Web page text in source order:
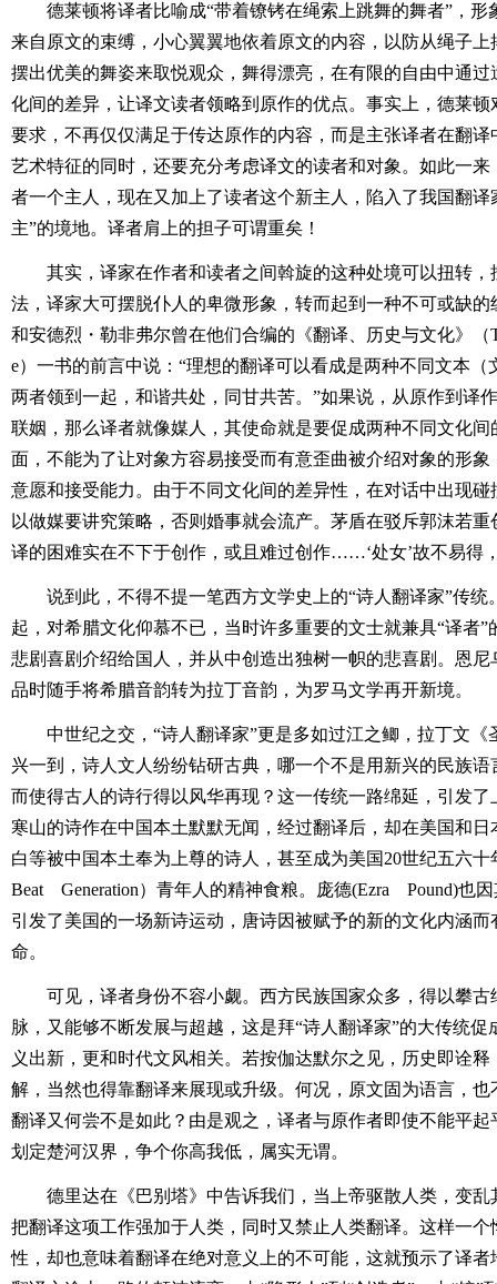
德莱顿将译者比喻成“带着镣铐在绳索上跳舞的舞者”，
来自原文的束缚，小心翼翼地依着原文的内容，以防从绳子
摆出优美的舞姿来取悦观众，舞得漂亮，在有限的自由中通
化间的差异，让译文读者领略到原作的优点。事实上，德莱顿
要求，不再仅仅满足于传达原作的内容，而是主张译者在翻
艺术特征的同时，还要充分考虑译文的读者和对象。如此一
者一个主人，现在又加上了读者这个新主人，陷入了我国翻译
主”的境地。译者肩上的担子可谓重矣！
其实，译家在作者和读者之间斡旋的这种处境可以扭转
法，译家大可摆脱仆人的卑微形象，转而起到一种不可或缺
和安德烈・勒非弗尔曾在他们合编的《翻译、历史与文化》（
e）一书的前言中说：“理想的翻译可以看成是两种不同文本
两者领到一起，和谐共处，同甘共苦。”如果说，从原作到译
联姻，那么译者就像媒人，其使命就是要促成两种不同文化
面，不能为了让对象方容易接受而有意歪曲被介绍对象的形
意愿和接受能力。由于不同文化间的差异性，在对话中出现
以做媒要讲究策略，否则婚事就会流产。茅盾在驳斥郭沫若
译的困难实在不下于创作，或且难过创作……‘处女’故不易得
说到此，不得不提一笔西方文学史上的“诗人翻译家”传统
起，对希腊文化仰慕不已，当时许多重要的文士就兼具“译者
悲剧喜剧介绍给国人，并从中创造出独树一帜的悲喜剧。恩
品时随手将希腊音韵转为拉丁音韵，为罗马文学再开新境。
中世纪之交，“诗人翻译家”更是多如过江之鲫，拉丁文
兴一到，诗人文人纷纷钻研古典，哪一个不是用新兴的民族
而使得古人的诗行得以风华再现？这一传统一路绵延，引发了
寒山的诗作在中国本土默默无闻，经过翻译后，却在美国和
白等被中国本土奉为上尊的诗人，甚至成为美国20世纪五六
Beat Generation）青年人的精神食粮。庞德(Ezra Pound)也
引发了美国的一场新诗运动，唐诗因被赋予的新的文化内涵
命。
可见，译者身份不容小觑。西方民族国家众多，得以攀
脉，又能够不断发展与超越，这是拜“诗人翻译家”的大传统
义出新，更和时代文风相关。若按伽达默尔之见，历史即诠
解，当然也得靠翻译来展现或升级。何况，原文固为语言，
翻译又何尝不是如此？由是观之，译者与原作者即使不能平
划定楚河汉界，争个你高我低，属实无谓。
德里达在《巴别塔》中告诉我们，当上帝驱散人类，变
把翻译这项工作强加于人类，同时又禁止人类翻译。这样一
性，却也意味着翻译在绝对意义上的不可能，这就预示了译